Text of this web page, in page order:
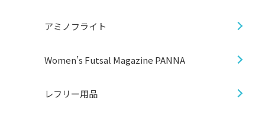
アミノフライト
Women’s Futsal Magazine PANNA
レフリー用品